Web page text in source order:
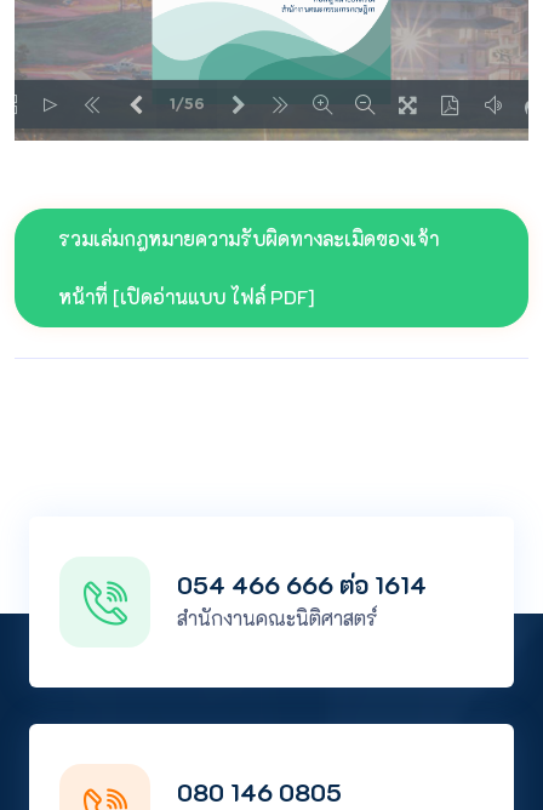
รวมเล่มกฎหมายความรับผิดทางละเมิดของเจ้า
หน้าที่ [เปิดอ่านแบบ ไฟล์ PDF]
054 466 666 ต่อ 1614
สำนักงานคณะนิติศาสตร์
080 146 0805